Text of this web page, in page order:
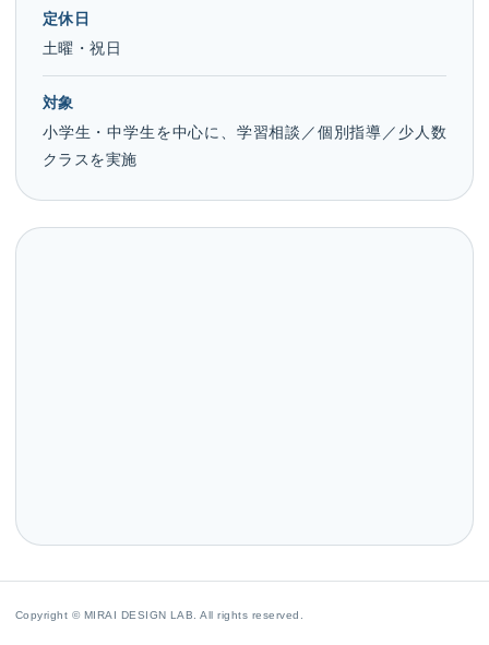
定休日
土曜・祝日
対象
小学生・中学生を中心に、学習相談／個別指導／少人数
クラスを実施
Copyright © MIRAI DESIGN LAB. All rights reserved.